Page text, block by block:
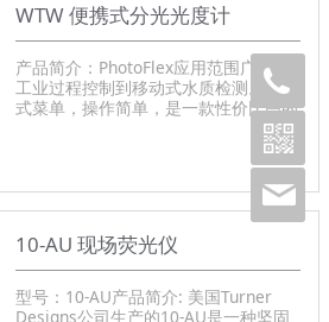
WTW 便携式分光光度计
产品简介：PhotoFlex应用范围广，从
工业过程控制到移动式水质检测。下拉
式菜单，操作简单，是一款性价比高的
智能化仪表。产品型号：PhotoFlex
10-AU 现场荧光仪
型号：10-AU产品简介: 美国Turner
Designs公司生产的10-AU是一种坚固